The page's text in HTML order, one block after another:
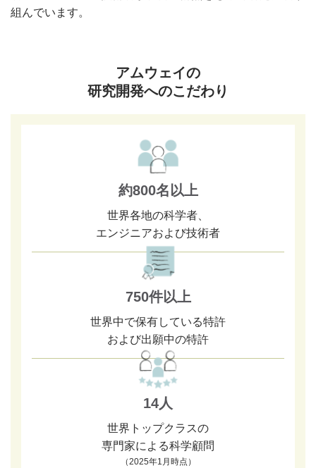
組んでいます。
アムウェイの
研究開発へのこだわり
約800名以上
世界各地の科学者、
エンジニアおよび技術者
750件以上
世界中で保有している特許
および出願中の特許
14人
世界トップクラスの
専門家による科学顧問
（2025年1月時点）